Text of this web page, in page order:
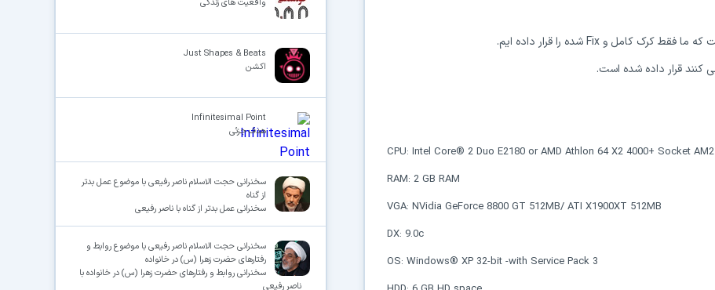
CPU: Intel Core® 2 Duo E2180 or AMD Athlon 64 X2 4000+ Socket AM2
RAM: 2 GB RAM
VGA: NVidia GeForce 8800 GT 512MB/ ATI X1900XT 512MB
DX: 9.0c
OS: Windows® XP 32-bit -with Service Pack 3
واقعیت های زندگی
Just Shapes & Beats
اکشن
Infinitesimal Point
هدف جزئی
سخنرانی حجت الاسلام ناصر رفیعی با موضوع عمل بدتر
از گناه
سخنرانی عمل بدتر از گناه با ناصر رفیعی
سخنرانی حجت الاسلام ناصر رفیعی با موضوع روابط و
رفتارهای حضرت زهرا (س) در خانواده
سخنرانی روابط و رفتارهای حضرت زهرا (س) در خانواده با
ناصر رفیعی
✓ ثبات دانلود (Resume): ادامه دانلود پس از قطع اینترنت و دانلود موازی چند فایل
قبلاً عضو شدم — ورود به حساب کاربری